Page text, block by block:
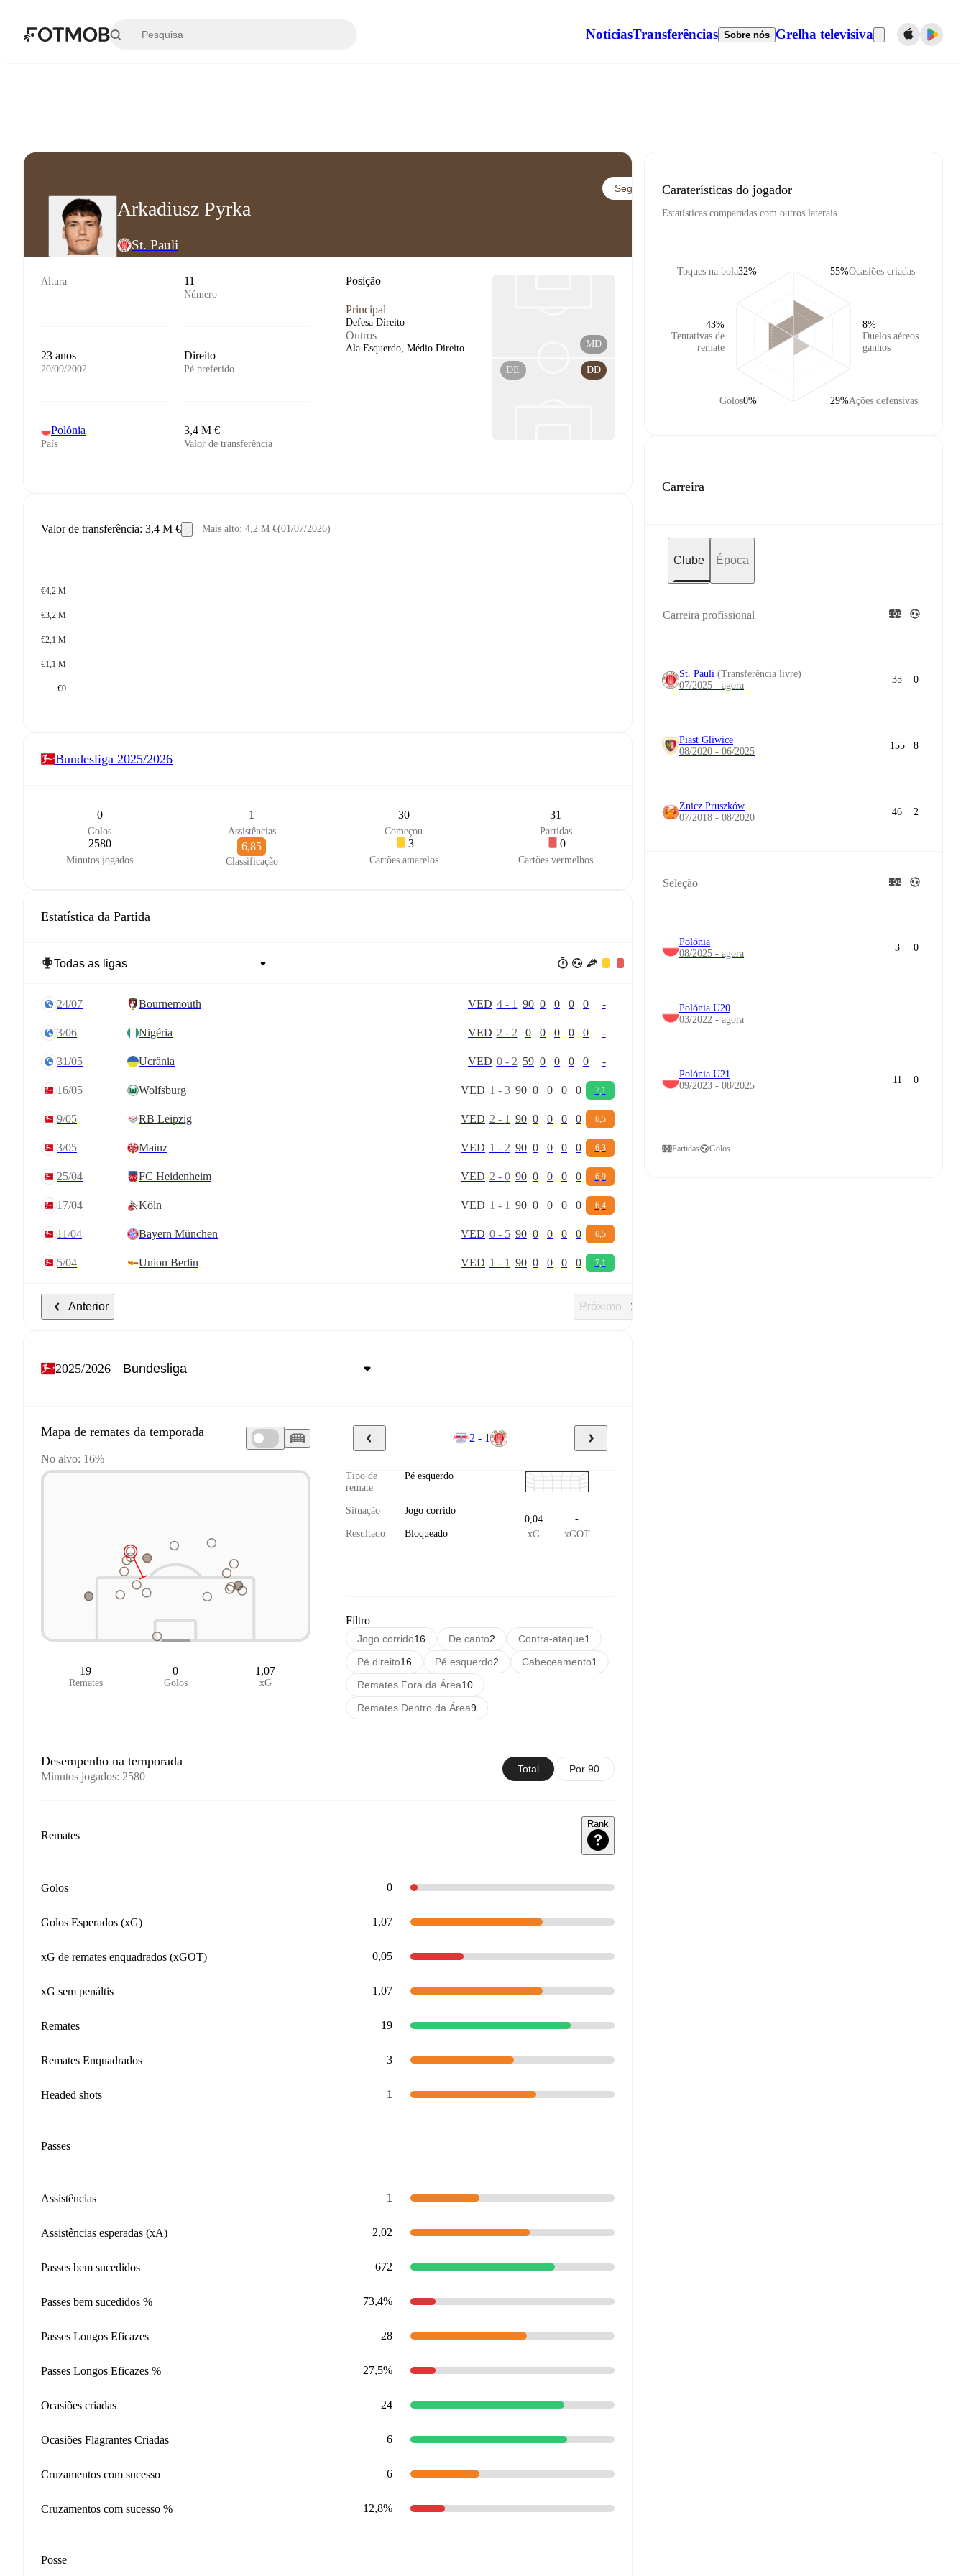
NotíciasTransferências Sobre nós Grelha televisiva
Arkadiusz Pyrka
St. Pauli
Seguir
Altura 11
Número
23 anos
20/09/2002
Direito
Pé preferido
Polónia
País
3,4 M €
Valor de transferência
Posição
Principal
Defesa Direito
Outros
Ala Esquerdo, Médio Direito
DD
DE
MD
Valor de transferência: 3,4 M € Mais alto: 4,2 M €(01/07/2026)
€4,2 M
€3,2 M
€2,1 M
€1,1 M
€0
Bundesliga 2025/2026
0
Golos
1
Assistências
30
Começou
31
Partidas
2580
Minutos jogados
6,85
Classificação
3
Cartões amarelos
0
Cartões vermelhos
Estatística da Partida
24/07 Bournemouth VED 4- 1 90 0 0 0 0 -
3/06 Nigéria VED 2 - 2 0 0 0 0 0 -
31/05 Ucrânia VED 0- 2 59 0 0 0 0 -
16/05 Wolfsburg VED 1 - 3 90 0 0 0 0 7,1
9/05 RB Leipzig VED 2 - 1 90 0 0 0 0 6,5
3/05 Mainz VED 1 - 2 90 0 0 0 0 6,3
25/04 FC Heidenheim VED 2 - 0 90 0 0 0 0 6,9
17/04 Köln VED 1 - 1 90 0 0 0 0 6,4
11/04 Bayern München VED 0- 5 90 0 0 0 0 6,5
5/04 Union Berlin VED 1 - 1 90 0 0 0 0 7,1
Anterior Próximo
2025/2026
Mapa de remates da temporada
No alvo: 16%
19
Remates
0
Golos
1,07
xG
2 - 1
Tipo de
remate
Pé esquerdo
Situação Jogo corrido
Resultado Bloqueado
0,04
xG
-
xGOT
Filtro
Jogo corrido16 De canto2 Contra-ataque1
Pé direito16 Pé esquerdo2 Cabeceamento1
Remates Fora da Área10
Remates Dentro da Área9
Desempenho na temporada
Minutos jogados: 2580
Total Por 90
Remates
Rank
Golos 0
Golos Esperados (xG) 1,07
xG de remates enquadrados (xGOT) 0,05
xG sem penáltis 1,07
Remates 19
Remates Enquadrados 3
Headed shots 1
Passes
Assistências 1
Assistências esperadas (xA) 2,02
Passes bem sucedidos 672
Passes bem sucedidos % 73,4%
Passes Longos Eficazes 28
Passes Longos Eficazes % 27,5%
Ocasiões criadas 24
Ocasiões Flagrantes Criadas 6
Cruzamentos com sucesso 6
Cruzamentos com sucesso % 12,8%
Posse
Caraterísticas do jogador
Estatísticas comparadas com outros laterais
Toques na bola32%
Tentativas de
remate
43%
Golos0%
Ocasiões criadas
55%
Duelos aéreos
ganhos
8%
Ações defensivas
29%
Carreira
Clube Época
Carreira profissional
St. Pauli (Transferência livre)
07/2025 - agora
35 0
Piast Gliwice
08/2020 - 06/2025
155 8
Znicz Pruszków
07/2018 - 08/2020
46 2
Seleção
Polónia
08/2025 - agora
3 0
Polónia U20
03/2022 - agora
Polónia U21
09/2023 - 08/2025
11 0
Partidas Golos